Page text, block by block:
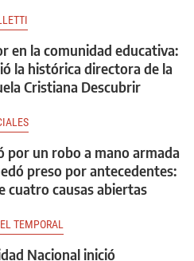
en la comunidad educativa:
la histórica directora de la
Cristiana Descubrir
por un robo a mano armada
preso por antecedentes:
cuatro causas abiertas
TEMPORAL
Nacional inició